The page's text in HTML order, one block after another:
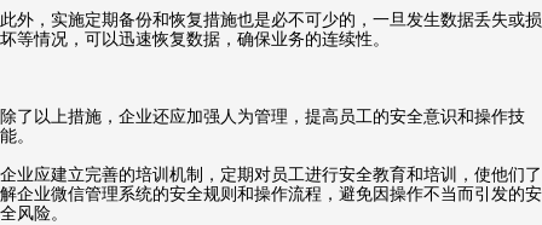
此外，实施定期备份和恢复措施也是必不可少的，一旦发生数据丢失或损
坏等情况，可以迅速恢复数据，确保业务的连续性。
除了以上措施，企业还应加强人为管理，提高员工的安全意识和操作技
能。
企业应建立完善的培训机制，定期对员工进行安全教育和培训，使他们了
解企业微信管理系统的安全规则和操作流程，避免因操作不当而引发的安
全风险。